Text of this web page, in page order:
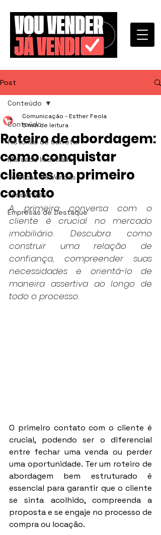
Post
Conteúdo
Histórias de Corretor
Mercado Imobiliário
Técnicas de Vendas
Tendências
Empresas de Destaque
Conteúdo
Roteiro de abordagem:
como conquistar
clientes no primeiro
contato
Comunicação - Esther Feola
5 min de leitura
A primeira conversa com o
cliente é crucial no mercado
imobiliário. Descubra como
construir uma relação de
confiança, compreender suas
necessidades e orientá-lo de
maneira assertiva ao longo de
todo o processo.
O primeiro contato com o cliente é
crucial, podendo ser o diferencial
entre fechar uma venda ou perder
uma oportunidade. Ter um roteiro de
abordagem bem estruturado é
essencial para garantir que o cliente
se sinta acolhido, compreenda a
proposta e se engaje no processo de
compra ou locação.